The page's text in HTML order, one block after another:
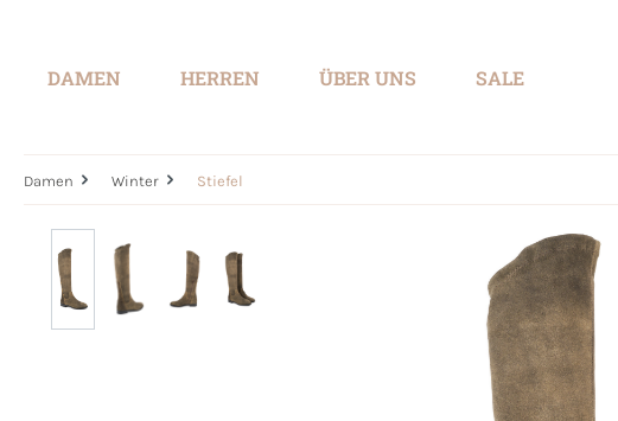
DAMEN HERREN ÜBER UNS SALE
Damen Winter Stiefel
Bildergalerie überspringen